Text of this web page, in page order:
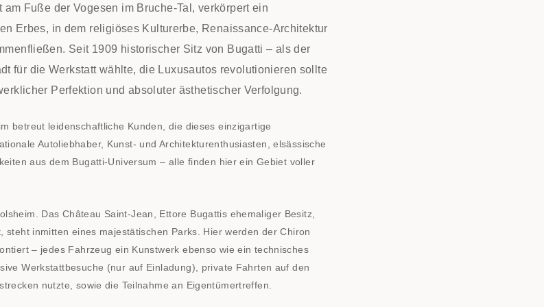
Fuße der Vogesen im Bruche-Tal, verkörpert ein
Erbes, in dem religiöses Kulturerbe, Renaissance-Architektur
Seit 1909 historischer Sitz von Bugatti – als der
für die Werkstatt wählte, die Luxusautos revolutionieren sollte
Perfektion und absoluter ästhetischer Verfolgung.
betreut leidenschaftliche Kunden, die dieses einzigartige
Autoliebhaber, Kunst- und Architekturenthusiasten, elsässische
aus dem Bugatti-Universum – alle finden hier ein Gebiet voller
Das Château Saint-Jean, Ettore Bugattis ehemaliger Besitz,
steht inmitten eines majestätischen Parks. Hier werden der Chiron
– jedes Fahrzeug ein Kunstwerk ebenso wie ein technisches
Werkstattbesuche (nur auf Einladung), private Fahrten auf den
nutzte, sowie die Teilnahme an Eigentümertreffen.